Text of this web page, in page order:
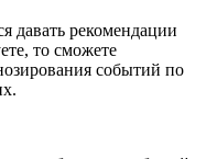
давать рекомендации
то сможете
событий по